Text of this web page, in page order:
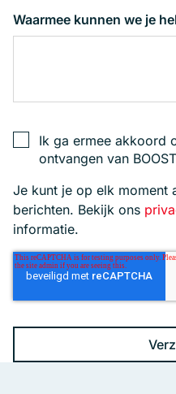
Waarmee kunnen we je
Ik ga ermee akkoord
ontvangen van
Je kunt je op elk moment
berichten. Bekijk ons
informatie.